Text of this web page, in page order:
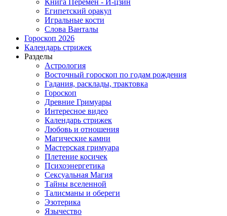
Египетский оракул
Игральные кости
Слова Ванталы
Гороскоп 2026
Календарь стрижек
Разделы
Астрология
Восточный гороскоп по годам рождения
Гадания, расклады, трактовка
Гороскоп
Древние Гримуары
Интересное видео
Календарь стрижек
Любовь и отношения
Магические камни
Мастерская гримуара
Плетение косичек
Психоэнергетика
Сексуальная Магия
Тайны вселенной
Талисманы и обереги
Эзотерика
Язычество